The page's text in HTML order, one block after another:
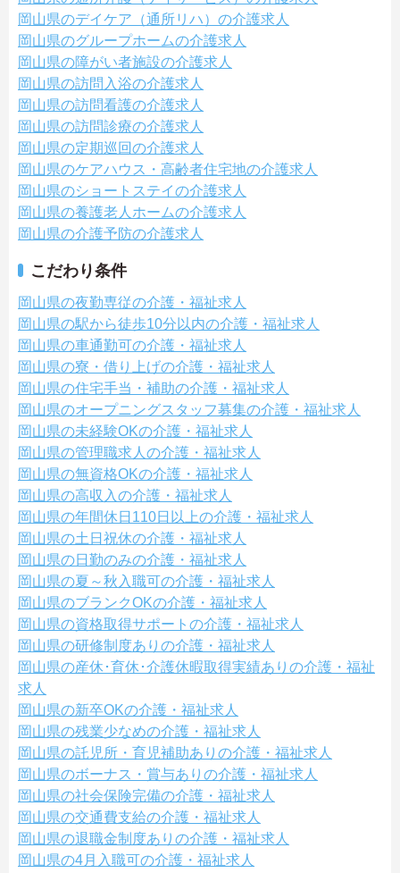
岡山県のデイケア（通所リハ）の介護求人
岡山県のグループホームの介護求人
岡山県の障がい者施設の介護求人
岡山県の訪問入浴の介護求人
岡山県の訪問看護の介護求人
岡山県の訪問診療の介護求人
岡山県の定期巡回の介護求人
岡山県のケアハウス・高齢者住宅地の介護求人
岡山県のショートステイの介護求人
岡山県の養護老人ホームの介護求人
岡山県の介護予防の介護求人
こだわり条件
岡山県の夜勤専従の介護・福祉求人
岡山県の駅から徒歩10分以内の介護・福祉求人
岡山県の車通勤可の介護・福祉求人
岡山県の寮・借り上げの介護・福祉求人
岡山県の住宅手当・補助の介護・福祉求人
岡山県のオープニングスタッフ募集の介護・福祉求人
岡山県の未経験OKの介護・福祉求人
岡山県の管理職求人の介護・福祉求人
岡山県の無資格OKの介護・福祉求人
岡山県の高収入の介護・福祉求人
岡山県の年間休日110日以上の介護・福祉求人
岡山県の土日祝休の介護・福祉求人
岡山県の日勤のみの介護・福祉求人
岡山県の夏～秋入職可の介護・福祉求人
岡山県のブランクOKの介護・福祉求人
岡山県の資格取得サポートの介護・福祉求人
岡山県の研修制度ありの介護・福祉求人
岡山県の産休･育休･介護休暇取得実績ありの介護・福祉
求人
岡山県の新卒OKの介護・福祉求人
岡山県の残業少なめの介護・福祉求人
岡山県の託児所・育児補助ありの介護・福祉求人
岡山県のボーナス・賞与ありの介護・福祉求人
岡山県の社会保険完備の介護・福祉求人
岡山県の交通費支給の介護・福祉求人
岡山県の退職金制度ありの介護・福祉求人
岡山県の4月入職可の介護・福祉求人